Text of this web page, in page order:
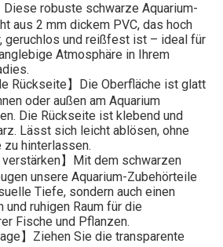
Diese robuste schwarze Aquarium-
aus 2 mm dickem PVC, das hoch
geruchlos und reißfest ist – ideal für
Atmosphäre in Ihrem
Rückseite】Die Oberfläche ist glatt
oder außen am Aquarium
Die Rückseite ist klebend und
Lässt sich leicht ablösen, ohne
zu hinterlassen.
verstärken】Mit dem schwarzen
unsere Aquarium-Zubehörteile
Tiefe, sondern auch einen
und ruhigen Raum für die
Fische und Pflanzen.
】Ziehen Sie die transparente